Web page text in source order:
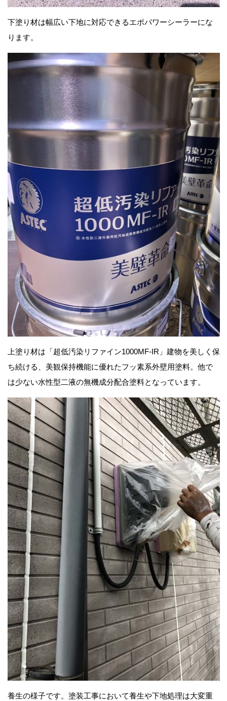
下塗り材は幅広い下地に対応できるエポパワーシーラーにな
ります。
上塗り材は「超低汚染リファイン1000MF-IR」建物を美しく保
ち続ける、美観保持機能に優れたフッ素系外壁用塗料。他で
は少ない水性型二液の無機成分配合塗料となっています。
養生の様子です。塗装工事において養生や下地処理は大変重